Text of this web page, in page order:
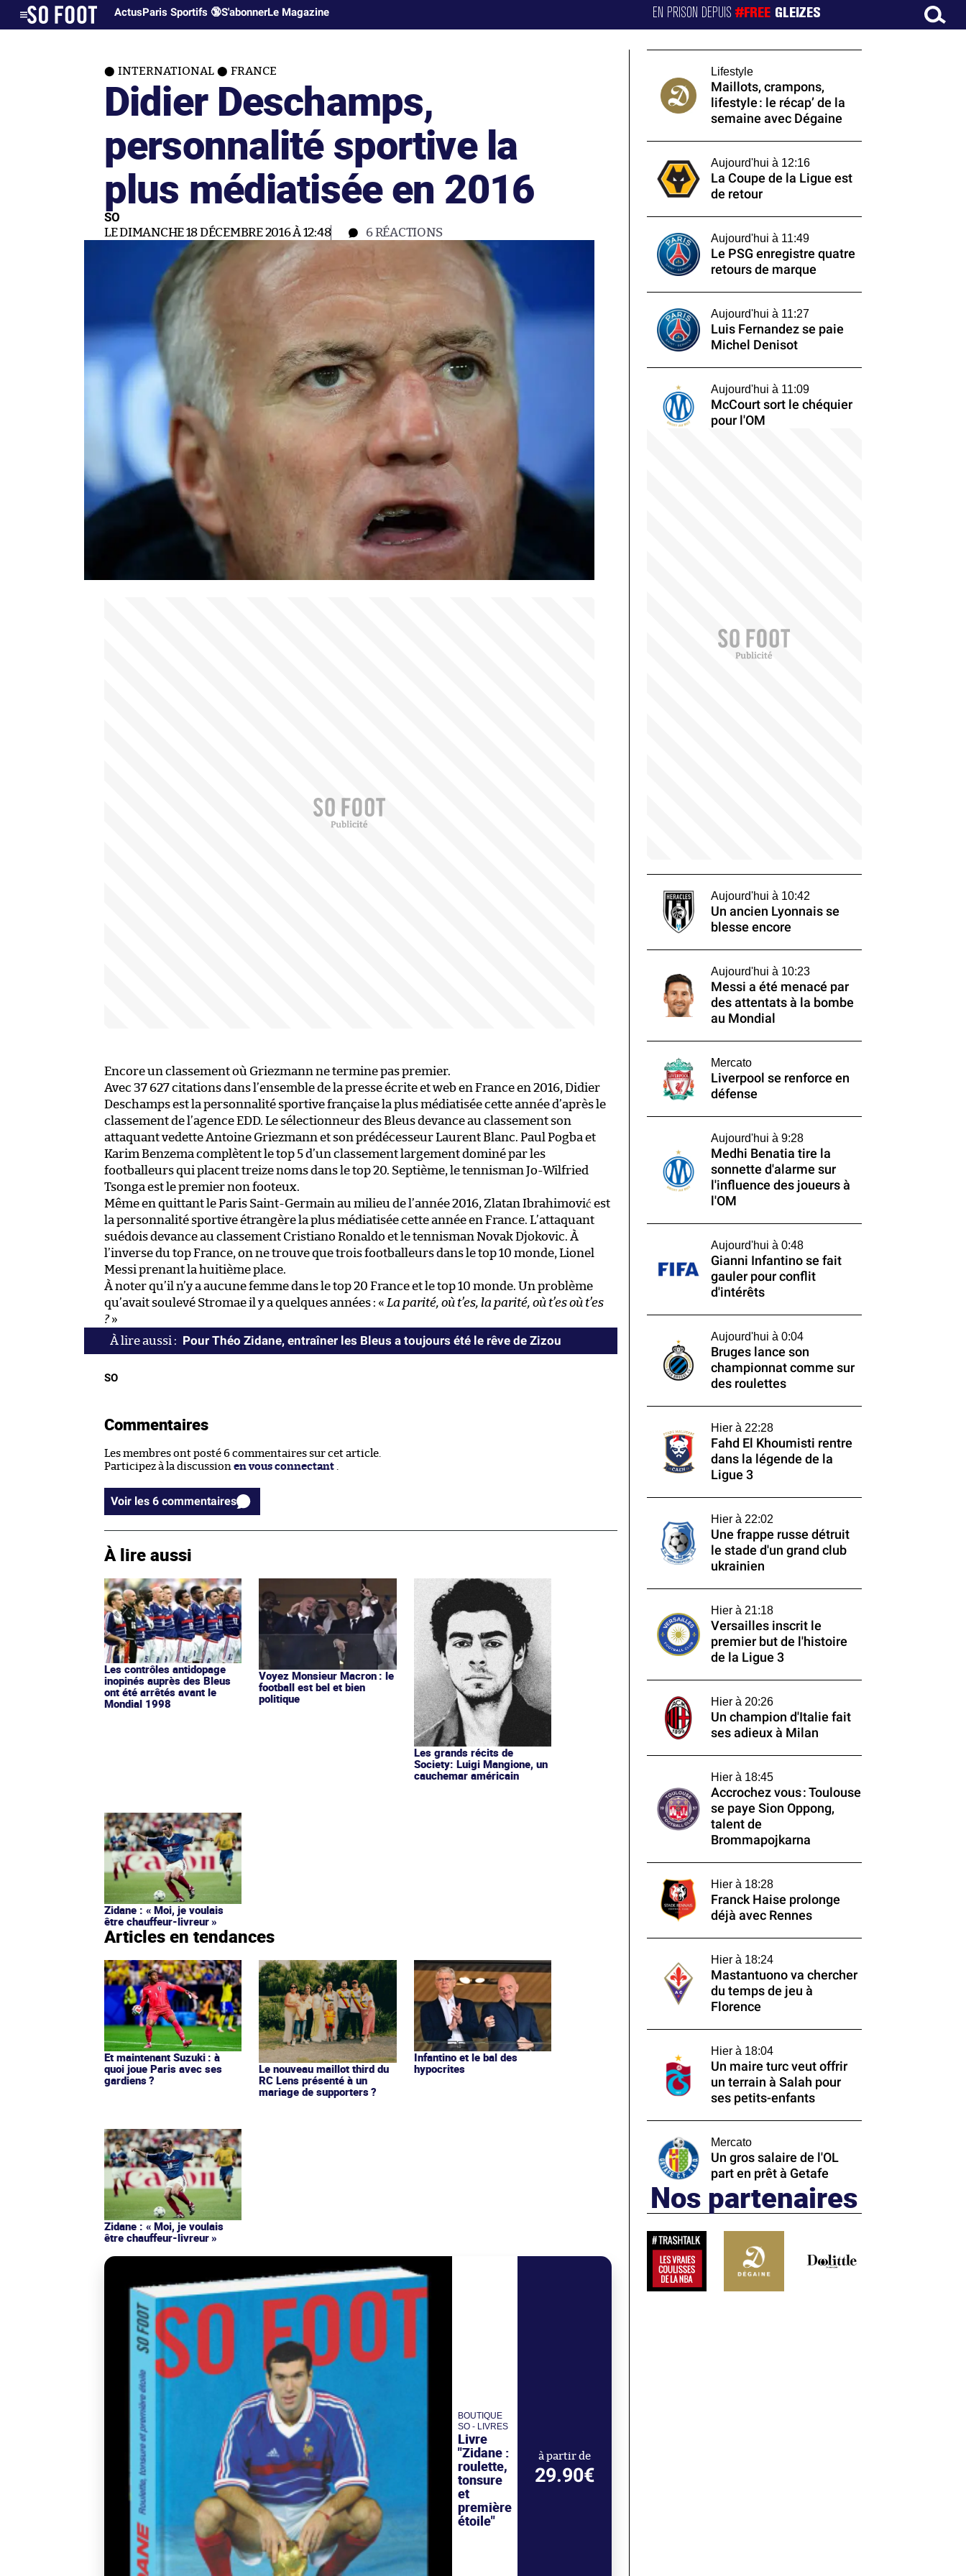
ActusParis Sportifs 🔞S'abonnerLe Magazine EN PRISON DEPUIS#FREE GLEIZES
INTERNATIONAL FRANCE
Didier Deschamps,
personnalité sportive la
plus médiatisée en 2016
SO
LE DIMANCHE 18 DÉCEMBRE 2016 À 12:48 6RÉACTIONS
Encore un classement où Griezmann ne termine pas premier.
Avec 37 627 citations dans l’ensemble de la presse écrite et web en France en 2016, Didier
Deschamps est la personnalité sportive française la plus médiatisée cette année d’après le
classement de l’agence EDD. Le sélectionneur des Bleus devance au classement son
attaquant vedette Antoine Griezmann et son prédécesseur Laurent Blanc. Paul Pogba et
Karim Benzema complètent le top 5 d’un classement largement dominé par les
footballeurs qui placent treize noms dans le top 20. Septième, le tennisman Jo-Wilfried
Tsonga est le premier non footeux.
Même en quittant le Paris Saint-Germain au milieu de l’année 2016, Zlatan Ibrahimović est
la personnalité sportive étrangère la plus médiatisée cette année en France. L’attaquant
suédois devance au classement Cristiano Ronaldo et le tennisman Novak Djokovic. À
l’inverse du top France, on ne trouve que trois footballeurs dans le top 10 monde, Lionel
Messi prenant la huitième place.
À noter qu’il n’y a aucune femme dans le top 20 France et le top 10 monde. Un problème
qu’avait soulevé Stromae il y a quelques années : « La parité, où t’es, la parité, où t’es où t’es
?»
Pour Théo Zidane, entraîner les Bleus a toujours été le rêve de Zizou
SO
Commentaires
Les membres ont posté 6 commentaires sur cet article.
Participez à la discussion en vous connectant .
Voir les 6 commentaires
À lire aussi
Les contrôles antidopage
inopinés auprès des Bleus
ont été arrêtés avant le
Mondial 1998
Voyez Monsieur Macron : le
football est bel et bien
politique
Les grands récits de
Society: Luigi Mangione, un
cauchemar américain
Zidane : « Moi, je voulais
être chauffeur-livreur »
Articles en tendances
Et maintenant Suzuki : à
quoi joue Paris avec ses
gardiens ?
Le nouveau maillot third du
RC Lens présenté à un
mariage de supporters ?
Infantino et le bal des
hypocrites
Zidane : « Moi, je voulais
être chauffeur-livreur »
BOUTIQUE
SO - LIVRES
Livre
"Zidane :
roulette,
tonsure
et
première
étoile"
à partir de
29.90€
Lifestyle
Maillots, crampons,
lifestyle : le récap’ de la
semaine avec Dégaine
Aujourd'hui à 12:16
La Coupe de la Ligue est
de retour
Aujourd'hui à 11:49
Le PSG enregistre quatre
retours de marque
Aujourd'hui à 11:27
Luis Fernandez se paie
Michel Denisot
Aujourd'hui à 11:09
McCourt sort le chéquier
pour l'OM
Aujourd'hui à 10:42
Un ancien Lyonnais se
blesse encore
Aujourd'hui à 10:23
Messi a été menacé par
des attentats à la bombe
au Mondial
Mercato
Liverpool se renforce en
défense
Aujourd'hui à 9:28
Medhi Benatia tire la
sonnette d'alarme sur
l'influence des joueurs à
l'OM
Aujourd'hui à 0:48
Gianni Infantino se fait
gauler pour conflit
d'intérêts
Aujourd'hui à 0:04
Bruges lance son
championnat comme sur
des roulettes
Hier à 22:28
Fahd El Khoumisti rentre
dans la légende de la
Ligue 3
Hier à 22:02
Une frappe russe détruit
le stade d'un grand club
ukrainien
Hier à 21:18
Versailles inscrit le
premier but de l'histoire
de la Ligue 3
Hier à 20:26
Un champion d'Italie fait
ses adieux à Milan
Hier à 18:45
Accrochez vous : Toulouse
se paye Sion Oppong,
talent de
Brommapojkarna
Hier à 18:28
Franck Haise prolonge
déjà avec Rennes
Hier à 18:24
Mastantuono va chercher
du temps de jeu à
Florence
Hier à 18:04
Un maire turc veut offrir
un terrain à Salah pour
ses petits-enfants
Mercato
Un gros salaire de l'OL
part en prêt à Getafe
Nos partenaires